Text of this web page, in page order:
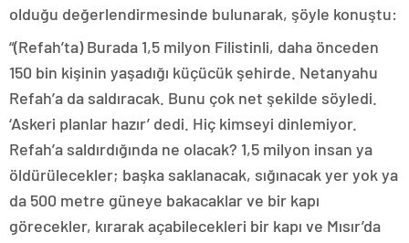
olduğu değerlendirmesinde bulunarak, şöyle konuştu:
“(Refah’ta) Burada 1,5 milyon Filistinli, daha önceden
150 bin kişinin yaşadığı küçücük şehirde. Netanyahu
Refah’a da saldıracak. Bunu çok net şekilde söyledi.
‘Askeri planlar hazır’ dedi. Hiç kimseyi dinlemiyor.
Refah’a saldırdığında ne olacak? 1,5 milyon insan ya
öldürülecekler; başka saklanacak, sığınacak yer yok ya
da 500 metre güneye bakacaklar ve bir kapı
görecekler, kırarak açabilecekleri bir kapı ve Mısır’da